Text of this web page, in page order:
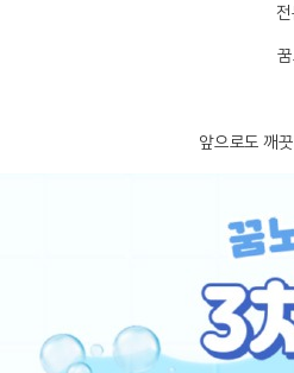
앞으로도 깨